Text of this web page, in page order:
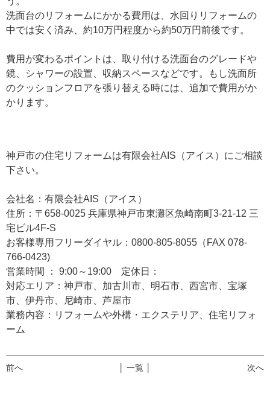
洗面台のリフォームにかかる費用は、水回りリフォームの
中では安く済み、約10万円程度から約50万円前後です。
費用が変わるポイントは、取り付ける洗面台のグレードや
鏡、シャワーの設置、収納スペースなどです。もし洗面所
のクッションフロアを張り替える時には、追加で費用がか
かります。
神戸市の住宅リフォームは有限会社AIS（アイス）にご相談
下さい。
会社名：有限会社AIS（アイス）
住所：〒658-0025 兵庫県神戸市東灘区魚崎南町3-21-12 三
宅ビル4F-S
お客様専用フリーダイヤル：0800-805-8055（FAX 078-
766-0423)
営業時間 ： 9:00～19:00 定休日：
対応エリア：神戸市、加古川市、明石市、西宮市、宝塚
市、伊丹市、尼崎市、芦屋市
業務内容：リフォームや外構・エクステリア、住宅リフォ
ーム
前へ 次へ
│ 一覧 │